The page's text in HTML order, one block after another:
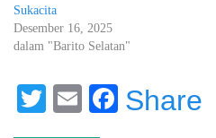
Sukacita
Desember 16, 2025
dalam "Barito Selatan"
Twitter
EmailShare